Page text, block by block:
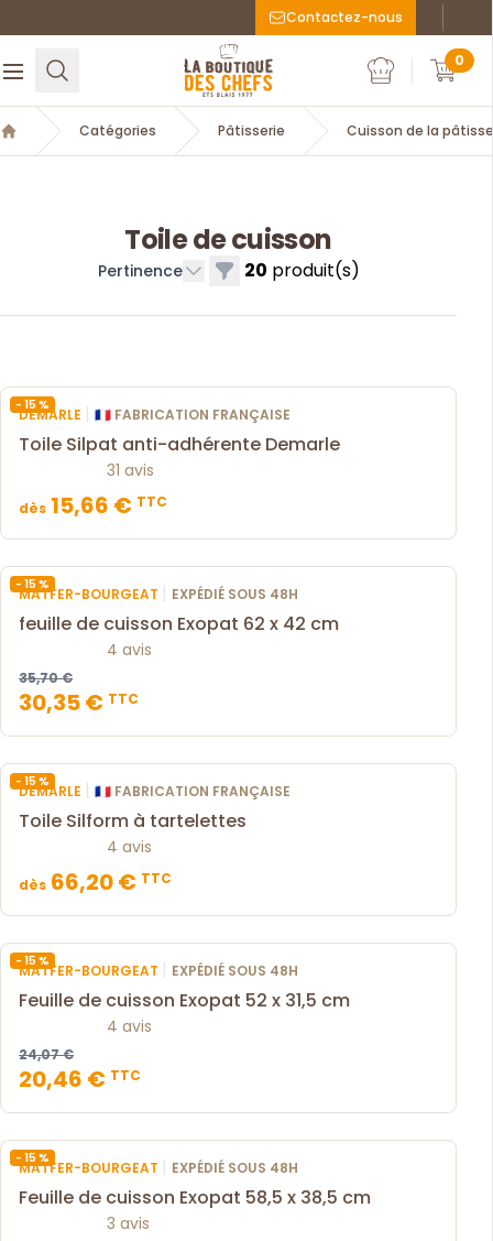
Contactez-nous
Ouvrir le menuRechercher
La Boutique des chefs
Mon compte
Mon
0
Accueil
Catégories Pâtisserie Cuisson de la
Toile de cuisson
Pertinence Filtres
20 produit(s)
- 15 %
DEMARLE | 🇫🇷 FABRICATION FRANÇAISE
Toile Silpat anti-adhérente Demarle
31 avis
dès 15,66 € TTC
- 15 %
MATFER-BOURGEAT | EXPÉDIÉ SOUS 48H
feuille de cuisson Exopat 62 x 42 cm
4 avis
35,70 €
30,35 € TTC
- 15 %
DEMARLE | 🇫🇷 FABRICATION FRANÇAISE
Toile Silform à tartelettes
4 avis
dès 66,20 € TTC
- 15 %
MATFER-BOURGEAT | EXPÉDIÉ SOUS 48H
Feuille de cuisson Exopat 52 x 31,5 cm
4 avis
24,07 €
20,46 € TTC
- 15 %
MATFER-BOURGEAT | EXPÉDIÉ SOUS 48H
Feuille de cuisson Exopat 58,5 x 38,5 cm
3 avis